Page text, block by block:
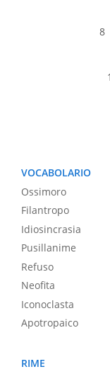
VOCABOLARIO
Ossimoro
Filantropo
Idiosincrasia
Pusillanime
Refuso
Neofita
Iconoclasta
Apotropaico
RIME